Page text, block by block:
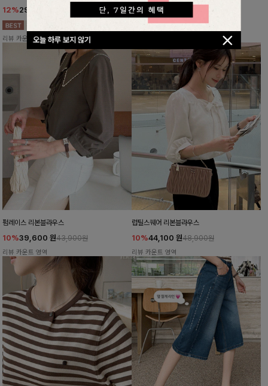
오늘 하루 보지 않기
12%29,900
리뷰 카운트 영역
10% 37,800
리뷰 카운트 영역
펌레이스 리본블라우스
10%39,600 원43,900원
리뷰 카운트 영역
럽틸스퀘어 리본블라우스
10%44,100 원48,900원
리뷰 카운트 영역